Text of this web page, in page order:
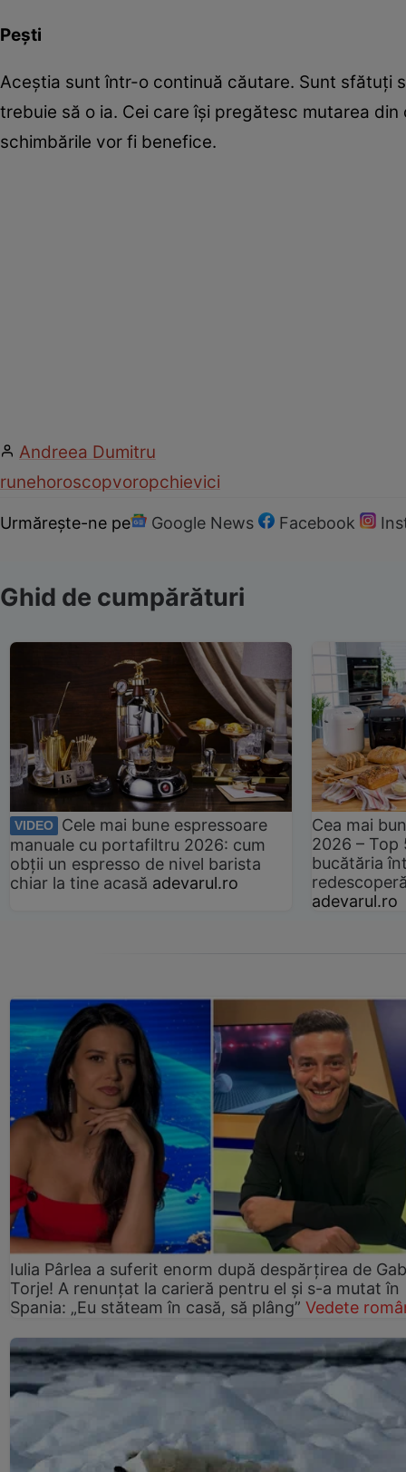
Pești
Aceștia sunt într-o continuă căutare. Sunt sfătuți
trebuie să o ia. Cei care își pregătesc mutarea
schimbările vor fi benefice.
Andreea Dumitru
runehoroscopvoropchievici
Urmărește-ne pe Google News Facebook
Ghid de cumpărături
VIDEO
Cele mai bune espressoare
manuale cu portafiltru 2026: cum
obții un espresso de nivel barista
chiar la tine acasă adevarul.ro
Cea mai
2026 –
bucătăria
adevarul.ro
Iulia Pârlea a suferit enorm după despărțirea de
Torje! A renunțat la carieră pentru el și s-a mutat în
Spania: „Eu stăteam în casă, să plâng” Vedete